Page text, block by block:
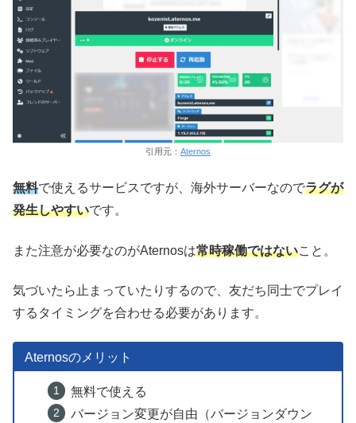
引用元： Aternos
無料で使えるサービスですが、海外サーバーなのでラグが
発生しやすいです。
また注意が必要なのがAternosは常時稼働ではないこと。
気づいたら止まっていたりするので、友だち同士でプレイ
するタイミングを合わせる必要があります。
Aternosのメリット
無料で使える
バージョン変更が自由（バージョンダウン